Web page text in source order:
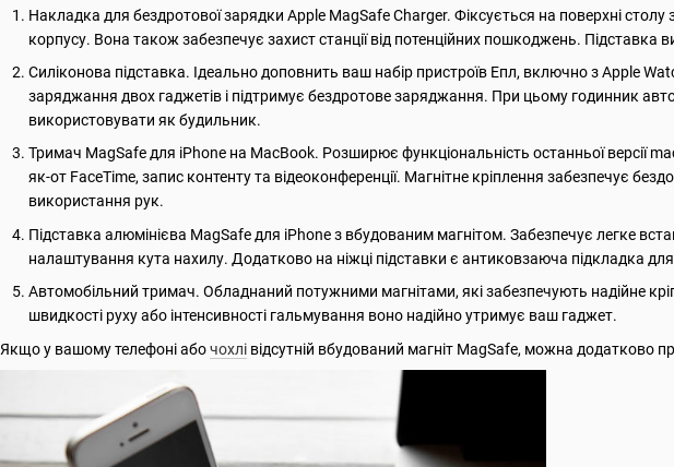
Накладка для бездротової зарядки Apple MagSafe Charger. Фіксується на поверхні
корпусу. Вона також забезпечує захист станції від потенційних пошкоджень. Підставка
Силіконова підставка. Ідеально доповнить ваш набір пристроїв Епл, включно з Apple
заряджання двох гаджетів і підтримує бездротове заряджання. При цьому годинник
використовувати як будильник.
Тримач MagSafe для iPhone на MacBook. Розширює функціональність останньої версії
як-от FaceTime, запис контенту та відеоконференції. Магнітне кріплення забезпечує
використання рук.
Підставка алюмінієва MagSafe для iPhone з вбудованим магнітом. Забезпечує легке
налаштування кута нахилу. Додатково на ніжці підставки є антиковзаюча підкладка для
Автомобільний тримач. Обладнаний потужними магнітами, які забезпечують надійне
швидкості руху або інтенсивності гальмування воно надійно утримує ваш гаджет.
Якщо у вашому телефоні абочохлі відсутній вбудований магніт MagSafe, можна додатково